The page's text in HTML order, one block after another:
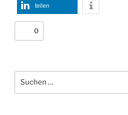
teilen
0
nach: